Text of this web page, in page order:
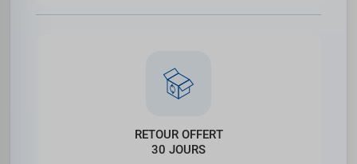
RETOUR OFFERT
30 JOURS